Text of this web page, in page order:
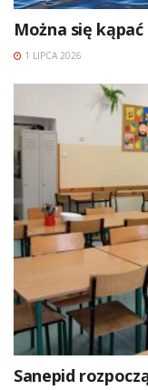
Można się
1 LIPCA 2026
Sanepid